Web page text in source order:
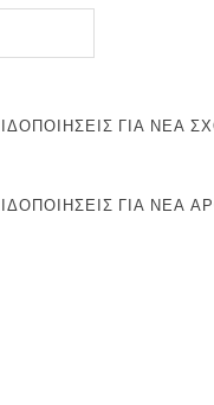
ΓΙΑ ΝΈΑ
ΓΙΑ ΝΈΑ